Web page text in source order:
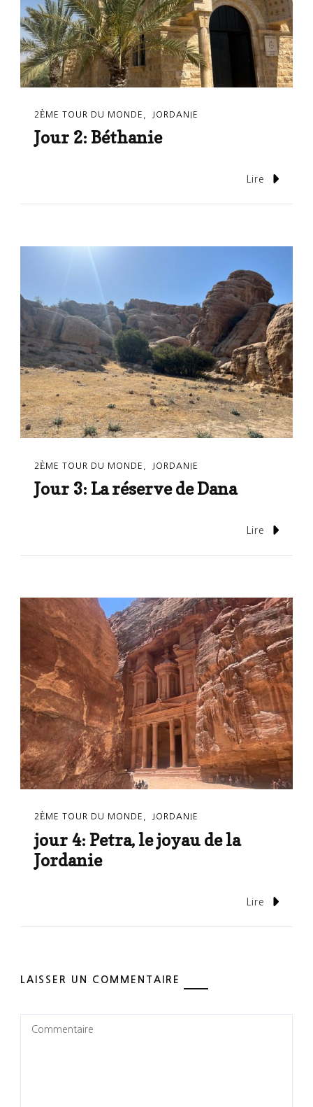
2ÈME TOUR DU MONDE JORDANIE
Jour 2: Béthanie
Lire
2ÈME TOUR DU MONDE JORDANIE
Jour 3: La réserve de Dana
Lire
2ÈME TOUR DU MONDE JORDANIE
jour 4: Petra, le joyau de la
Jordanie
Lire
LAISSER UN COMMENTAIRE